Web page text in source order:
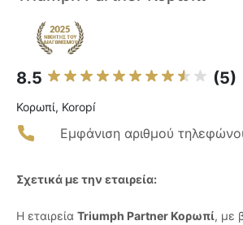
8.5 (5)
Κορωπί, Koropí
Εμφάνιση αριθμού
Σχετικά με την εταιρεία:
Η εταιρεία Triumph Partner Κορωπί, με